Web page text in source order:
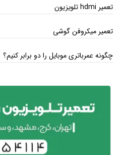
تعمیر hdmi تلویزیون
تعمیر میکروفن گوشی
چگونه عمرباتری موبایل را دو برابر کنیم؟